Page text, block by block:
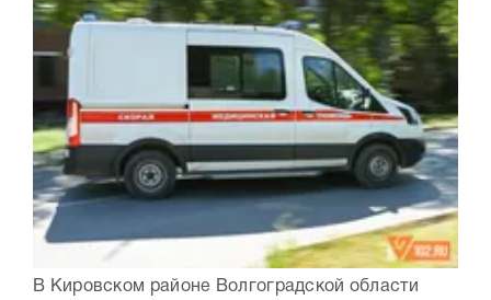
В Кировском районе Волгоградской области